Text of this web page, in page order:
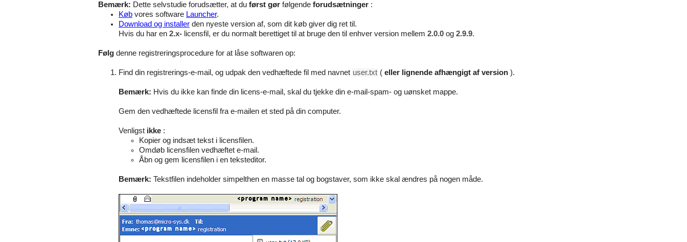
Bemærk: Dette selvstudie forudsætter, at du først gør følgende forudsætninger :
Køb vores software Launcher.
Download og installer den nyeste version af, som dit køb giver dig ret til.
Hvis du har en 2.x- licensfil, er du normalt berettiget til at bruge den til enhver version mellem 2.0.0 og 2.9.9.
Følg denne registreringsprocedure for at låse softwaren op:
Find din registrerings-e-mail, og udpak den vedhæftede fil med navnet user.txt ( eller lignende afhængigt af version ).
Bemærk: Hvis du ikke kan finde din licens-e-mail, skal du tjekke din e-mail-spam- og uønsket mappe.
Gem den vedhæftede licensfil fra e-mailen et sted på din computer.
Venligst ikke :
Kopier og indsæt tekst i licensfilen.
Omdøb licensfilen vedhæftet e-mail.
Åbn og gem licensfilen i en teksteditor.
Bemærk: Tekstfilen indeholder simpelthen en masse tal og bogstaver, som ikke skal ændres på nogen måde.